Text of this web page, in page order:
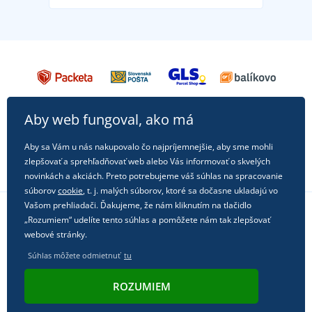
Sledujte nás na sociálnych sieťach
Aby web fungoval, ako má
Aby sa Vám u nás nakupovalo čo najpríjemnejšie, aby sme mohli
zlepšovať a sprehľadňovať web alebo Vás informovať o skvelých
novinkách a akciách. Preto potrebujeme váš súhlas na spracovanie
súborovcookie, t. j. malých súborov, ktoré sa dočasne ukladajú vo
Vašom prehliadači. Ďakujeme, že nám kliknutím na tlačidlo
„Rozumiem“ udelíte tento súhlas a pomôžete nám tak zlepšovať
webové stránky.
Súhlas môžete odmietnuť tu
ROZUMIEM